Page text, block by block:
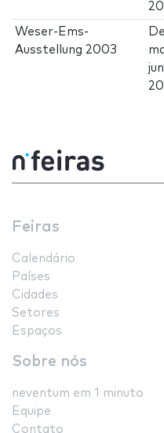
Weser-Ems-
Ausstellung 2003
De
Feiras
Calendário
Países
Cidades
Setores
Espaços
Sobre nós
neventum em 1 minuto
Equipe
Contato